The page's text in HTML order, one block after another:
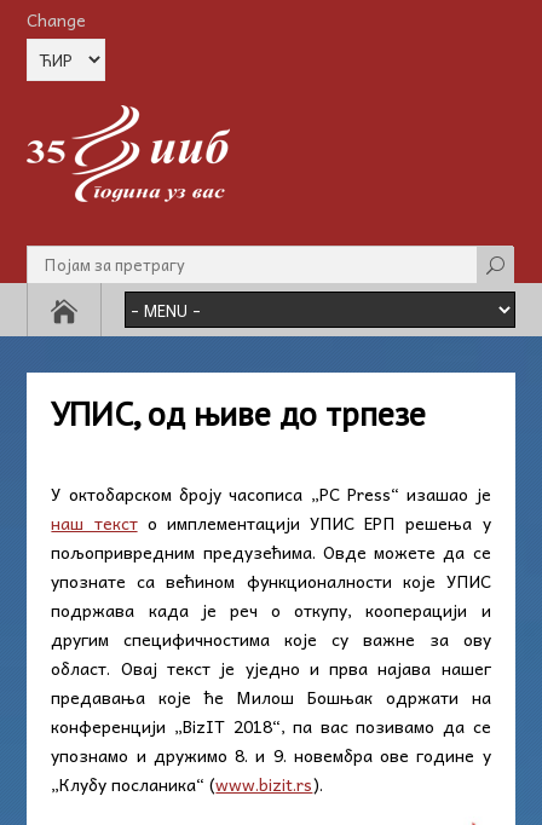
Change
УПИС, од њиве до трпезе
У октобарском броју часописа „PC Press“ изашао је
наш тексто имплементацији УПИС ЕРП решења у
пољопривредним предузећима. Овде можете да се
упознате са већином функционалности које УПИС
подржава када је реч о откупу, кооперацији и
другим специфичностима које су важне за ову
област. Овај текст је уједно и прва најава нашег
предавања које ће Милош Бошњак одржати на
конференцији „BizIT 2018“, па вас позивамо да се
упознамо и дружимо 8. и 9. новембра ове године у
„Клубу посланика“ (www.bizit.rs).